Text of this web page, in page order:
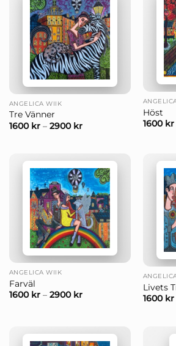
ANGELICA WIIK
Tre Vänner
1600 kr– 2900 kr
Höst
1600 kr
ANGELICA WIIK
Farväl
1600 kr– 2900 kr
Livets
1600 kr